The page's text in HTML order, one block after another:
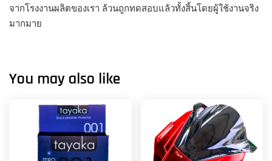
จากโรงงานผลิตของเรา ล้วนถูกทดสอบแล้วทั้งสิ้นโดยผู้ใช้งานจริง
มากมาย
You may also like